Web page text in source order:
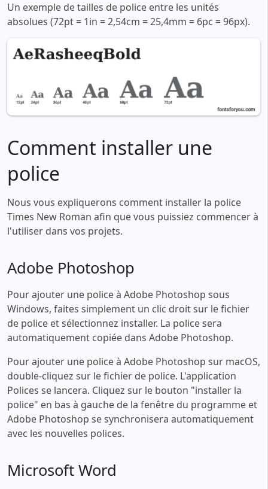
Un exemple de tailles de police entre les unités
absolues (72pt = 1in = 2,54cm = 25,4mm = 6pc = 96px).
Comment installer une
police
Nous vous expliquerons comment installer la police
Times New Roman afin que vous puissiez commencer à
l'utiliser dans vos projets.
Adobe Photoshop
Pour ajouter une police à Adobe Photoshop sous
Windows, faites simplement un clic droit sur le fichier
de police et sélectionnez installer. La police sera
automatiquement copiée dans Adobe Photoshop.
Pour ajouter une police à Adobe Photoshop sur macOS,
double-cliquez sur le fichier de police. L'application
Polices se lancera. Cliquez sur le bouton "installer la
police" en bas à gauche de la fenêtre du programme et
Adobe Photoshop se synchronisera automatiquement
avec les nouvelles polices.
Microsoft Word